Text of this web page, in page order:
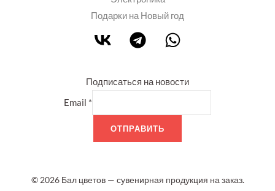
Подарки на Новый год
Подписаться на новости
Email *
ОТПРАВИТЬ
© 2026 Бал цветов — сувенирная продукция на заказ.